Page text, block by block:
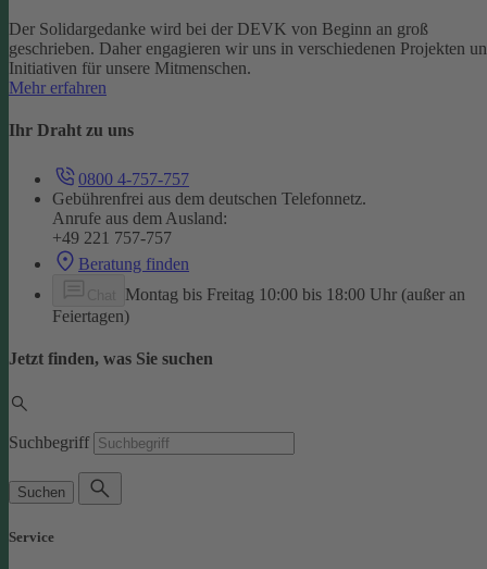
Der Solidargedanke wird bei der DEVK von Beginn an groß
geschrieben. Daher engagieren wir uns in verschiedenen Projekten
Initiativen für unsere Mitmenschen.
Mehr erfahren
Ihr Draht zu uns
0800 4-757-757
Gebührenfrei aus dem deutschen Telefonnetz.
Anrufe aus dem Ausland:
+49 221 757-757
Beratung finden
Montag bis Freitag 10:00 bis 18:00 Uhr (außer an
Feiertagen)
Jetzt finden, was Sie suchen
Suchbegriff
Suchen
Service